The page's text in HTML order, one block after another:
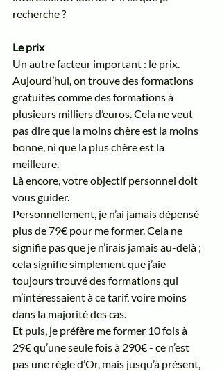
recherche ?
Le prix
Un autre facteur important : le prix.
Aujourd’hui, on trouve des formations
gratuites comme des formations à
plusieurs milliers d’euros. Cela ne veut
pas dire que la moins chère est la moins
bonne, ni que la plus chère est la
meilleure.
Là encore, votre objectif personnel doit
vous guider.
Personnellement, je n’ai jamais dépensé
plus de 79€ pour me former. Cela ne
signifie pas que je n’irais jamais au-delà ;
cela signifie simplement que j’aie
toujours trouvé des formations qui
m’intéressaient à ce tarif, voire moins
dans la majorité des cas.
Et puis, je préfère me former 10 fois à
29€ qu’une seule fois à 290€ - ce n’est
pas une règle d’Or, mais jusqu’à présent,